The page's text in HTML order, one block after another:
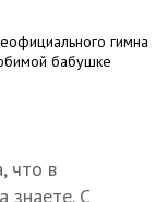
гимна
бабушке
что в
знаете. С